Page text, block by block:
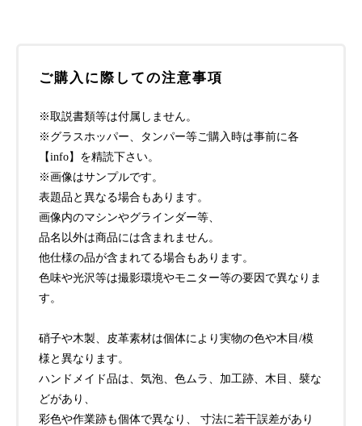
ご購入に際しての注意事項
※取説書類等は付属しません。
※グラスホッパー、タンパー等ご購入時は事前に各
【info】を精読下さい。
※画像はサンプルです。
表題品と異なる場合もあります。
画像内のマシンやグラインダー等、
品名以外は商品には含まれません。
他仕様の品が含まれてる場合もあります。
色味や光沢等は撮影環境やモニター等の要因で異なりま
す。
硝子や木製、皮革素材は個体により実物の色や木目/模
様と異なります。
ハンドメイド品は、気泡、色ムラ、加工跡、木目、襞な
どがあり、
彩色や作業跡も個体で異なり、 寸法に若干誤差があり